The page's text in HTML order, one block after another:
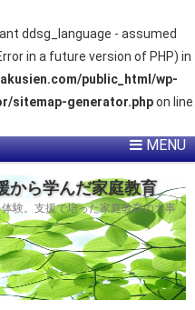
ddsg_language - assumed
in a future version of PHP) in
public_html/wp-
sitemap-generator.phpon line
から学んだ家庭教育
験。支援で培った家庭教育の大事